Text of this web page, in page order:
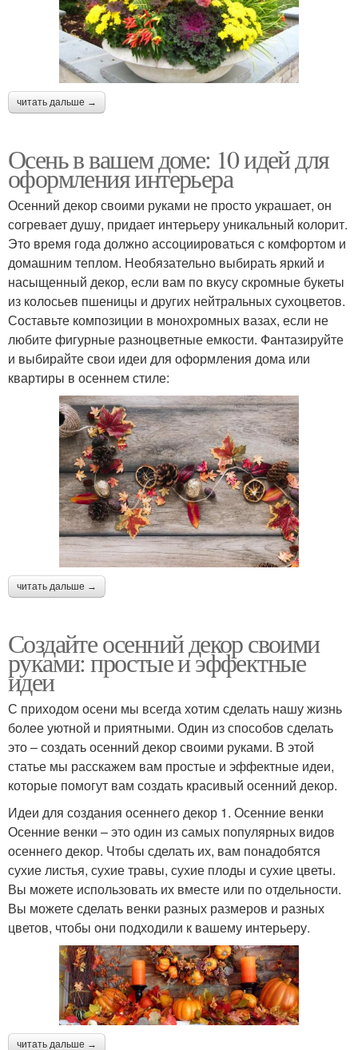
читать дальше →
Осень в вашем доме: 10 идей для
оформления интерьера
Осенний декор своими руками не просто украшает, он
согревает душу, придает интерьеру уникальный колорит.
Это время года должно ассоциироваться с комфортом и
домашним теплом. Необязательно выбирать яркий и
насыщенный декор, если вам по вкусу скромные букеты
из колосьев пшеницы и других нейтральных сухоцветов.
Составьте композиции в монохромных вазах, если не
любите фигурные разноцветные емкости. Фантазируйте
и выбирайте свои идеи для оформления дома или
квартиры в осеннем стиле:
читать дальше →
Создайте осенний декор своими
руками: простые и эффектные
идеи
С приходом осени мы всегда хотим сделать нашу жизнь
более уютной и приятными. Один из способов сделать
это – создать осенний декор своими руками. В этой
статье мы расскажем вам простые и эффектные идеи,
которые помогут вам создать красивый осенний декор.
Идеи для создания осеннего декор 1. Осенние венки
Осенние венки – это один из самых популярных видов
осеннего декор. Чтобы сделать их, вам понадобятся
сухие листья, сухие травы, сухие плоды и сухие цветы.
Вы можете использовать их вместе или по отдельности.
Вы можете сделать венки разных размеров и разных
цветов, чтобы они подходили к вашему интерьеру.
читать дальше →